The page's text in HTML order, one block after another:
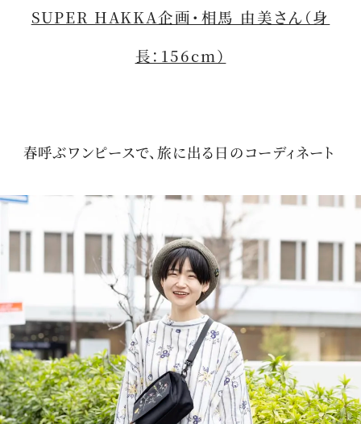
SUPER HAKKA企画・相馬 由美さん（身
長：156cm）
春呼ぶワンピースで、旅に出る日のコーディネート